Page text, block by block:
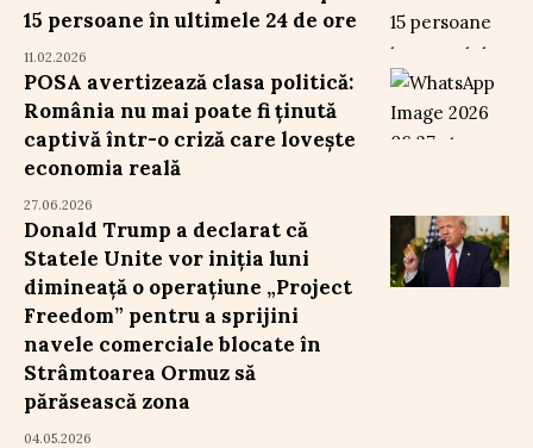
15 persoane în ultimele 24 de ore
11.02.2026
POSA avertizează clasa politică:
România nu mai poate fi ținută
captivă într-o criză care lovește
economia reală
27.06.2026
Donald Trump a declarat că
Statele Unite vor iniția luni
dimineață o operațiune „Project
Freedom” pentru a sprijini
navele comerciale blocate în
Strâmtoarea Ormuz să
părăsească zona
04.05.2026